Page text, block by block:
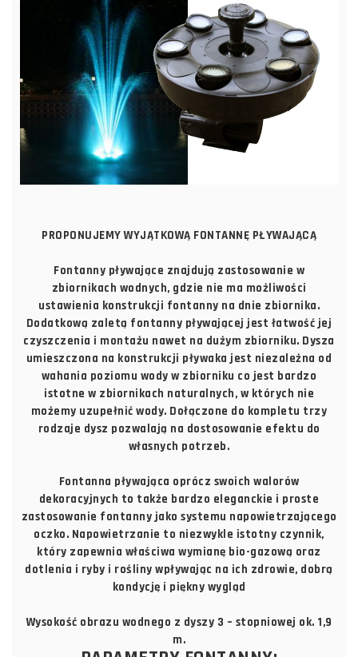
PROPONUJEMY WYJĄTKOWĄ FONTANNĘ PŁYWAJĄCĄ
Fontanny pływające znajdują zastosowanie w
zbiornikach wodnych, gdzie nie ma możliwości
ustawienia konstrukcji fontanny na dnie zbiornika.
Dodatkową zaletą fontanny pływającej jest łatwość jej
czyszczenia i montażu nawet na dużym zbiorniku. Dysza
umieszczona na konstrukcji pływaka jest niezależna od
wahania poziomu wody w zbiorniku co jest bardzo
istotne w zbiornikach naturalnych, w których nie
możemy uzupełnić wody. Dołączone do kompletu trzy
rodzaje dysz pozwalają na dostosowanie efektu do
własnych potrzeb.
Fontanna pływająca oprócz swoich walorów
dekoracyjnych to także bardzo eleganckie i proste
zastosowanie fontanny jako systemu napowietrzającego
oczko. Napowietrzanie to niezwykle istotny czynnik,
który zapewnia właściwa wymianę bio-gazową oraz
dotlenia i ryby i rośliny wpływając na ich zdrowie, dobrą
kondycję i piękny wygląd
Wysokość obrazu wodnego z dyszy 3 – stopniowej ok. 1,9
m.